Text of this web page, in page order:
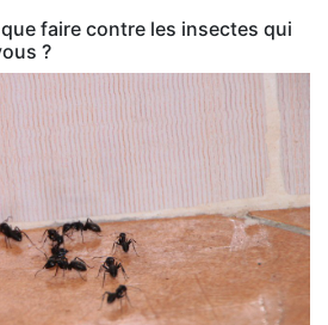
faire contre les insectes qui
?